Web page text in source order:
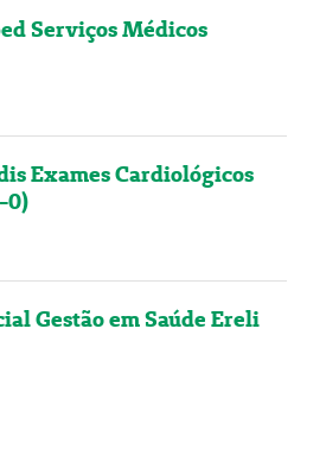
Serviços Médicos
Exames Cardiológicos
0)
Gestão em Saúde Ereli